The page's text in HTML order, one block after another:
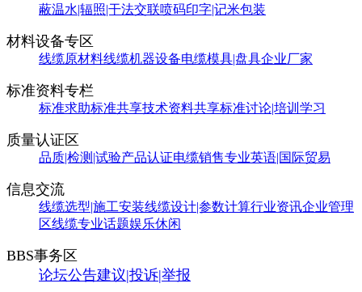
蔽温水|辐照|干法交联喷码印字|记米包装
材料设备专区
线缆原材料线缆机器设备电缆模具|盘具企业厂家
标准资料专栏
标准求助标准共享技术资料共享标准讨论|培训学习
质量认证区
品质|检测|试验产品认证电缆销售专业英语|国际贸易
信息交流
线缆选型|施工安装线缆设计|参数计算行业资讯企业管理
区线缆专业话题娱乐休闲
BBS事务区
论坛公告建议|投诉|举报